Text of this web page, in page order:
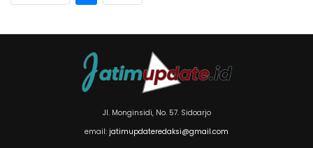
Jl. Monginsidi, No. 57. Sidoarjo
email: jatimupdateredaksi@gmail.com